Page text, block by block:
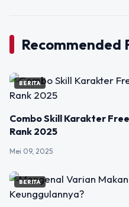
Recommended
BERITA
Combo Skill Karakter
Rank 2025
Mei 09, 2025
BERITA